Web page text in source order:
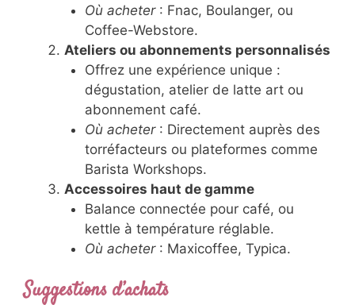
Où acheter: Fnac, Boulanger, ou
Coffee-Webstore.
Ateliers ou abonnements personnalisés
Offrez une expérience unique :
dégustation, atelier de latte art ou
abonnement café.
Où acheter: Directement auprès des
torréfacteurs ou plateformes comme
Barista Workshops.
Accessoires haut de gamme
Balance connectée pour café, ou
kettle à température réglable.
Où acheter: Maxicoffee, Typica.
Suggestions d’achats